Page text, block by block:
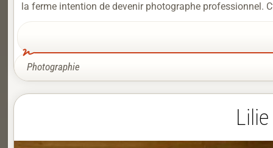
la ferme intention de devenir photographe professionnel.
Photographie